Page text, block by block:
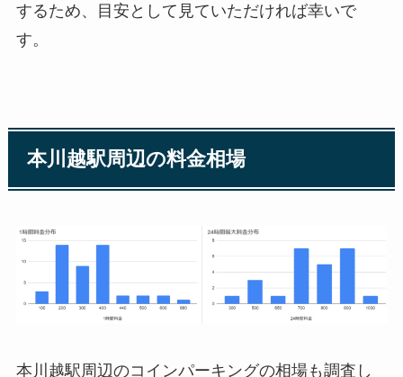
するため、目安として見ていただければ幸いで
す。
本川越駅周辺の料金相場
本川越駅周辺のコインパーキングの相場も調査し